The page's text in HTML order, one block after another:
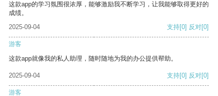
这款app的学习氛围很浓厚，能够激励我不断学习，让我能够取得更好的
成绩。
2025-09-04
支持[0] 反对[0]
游客
这款app就像我的私人助理，随时随地为我的办公提供帮助。
2025-09-04 支持[0] 反对[0]
游客